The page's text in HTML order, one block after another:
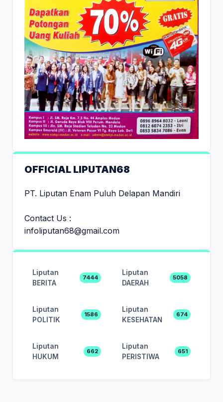
OFFICIAL LIPUTAN68
PT. Liputan Enam Puluh Delapan Mandiri
Contact Us :
infoliputan68@gmail.com
Liputan
BERITA
7444
Liputan
DAERAH
5058
Liputan
POLITIK
1586
Liputan
KESEHATAN
674
Liputan
HUKUM
662
Liputan
PERISTIWA
651